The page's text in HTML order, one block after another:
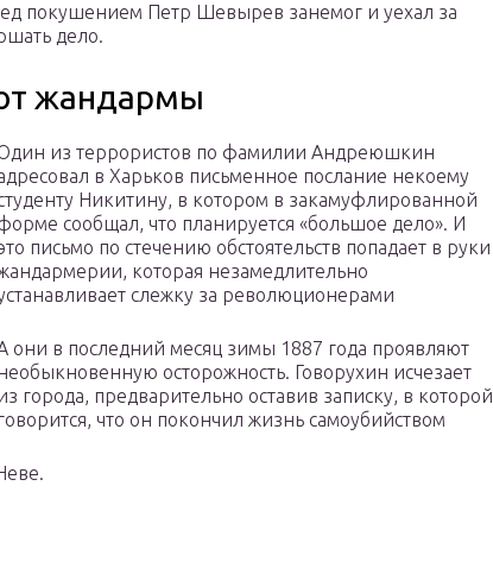
покушением Петр Шевырев занемог и уехал за
дело.
жандармы
из террористов по фамилии Андреюшкин
в Харьков письменное послание некоему
Никитину, в котором в закамуфлированной
сообщал, что планируется «большое дело». И
письмо по стечению обстоятельств попадает в руки
которая незамедлительно
слежку за революционерами
они в последний месяц зимы 1887 года проявляют
осторожность. Говорухин исчезает
города, предварительно оставив записку, в которой
что он покончил жизнь самоубийством